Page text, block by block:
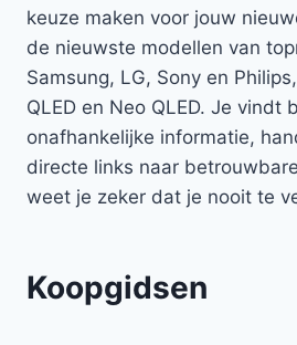
keuze maken voor jouw
de nieuwste modellen van
Samsung, LG, Sony en
QLED en Neo QLED. Je vindt
onafhankelijke informatie,
directe links naar
weet je zeker dat je nooit te
Koopgidsen